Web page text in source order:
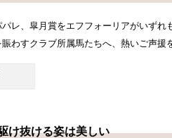
レ、皐月賞をエフフォーリアがいずれ
わすクラブ所属馬たちへ、熱いご声援
け抜ける姿は美しい